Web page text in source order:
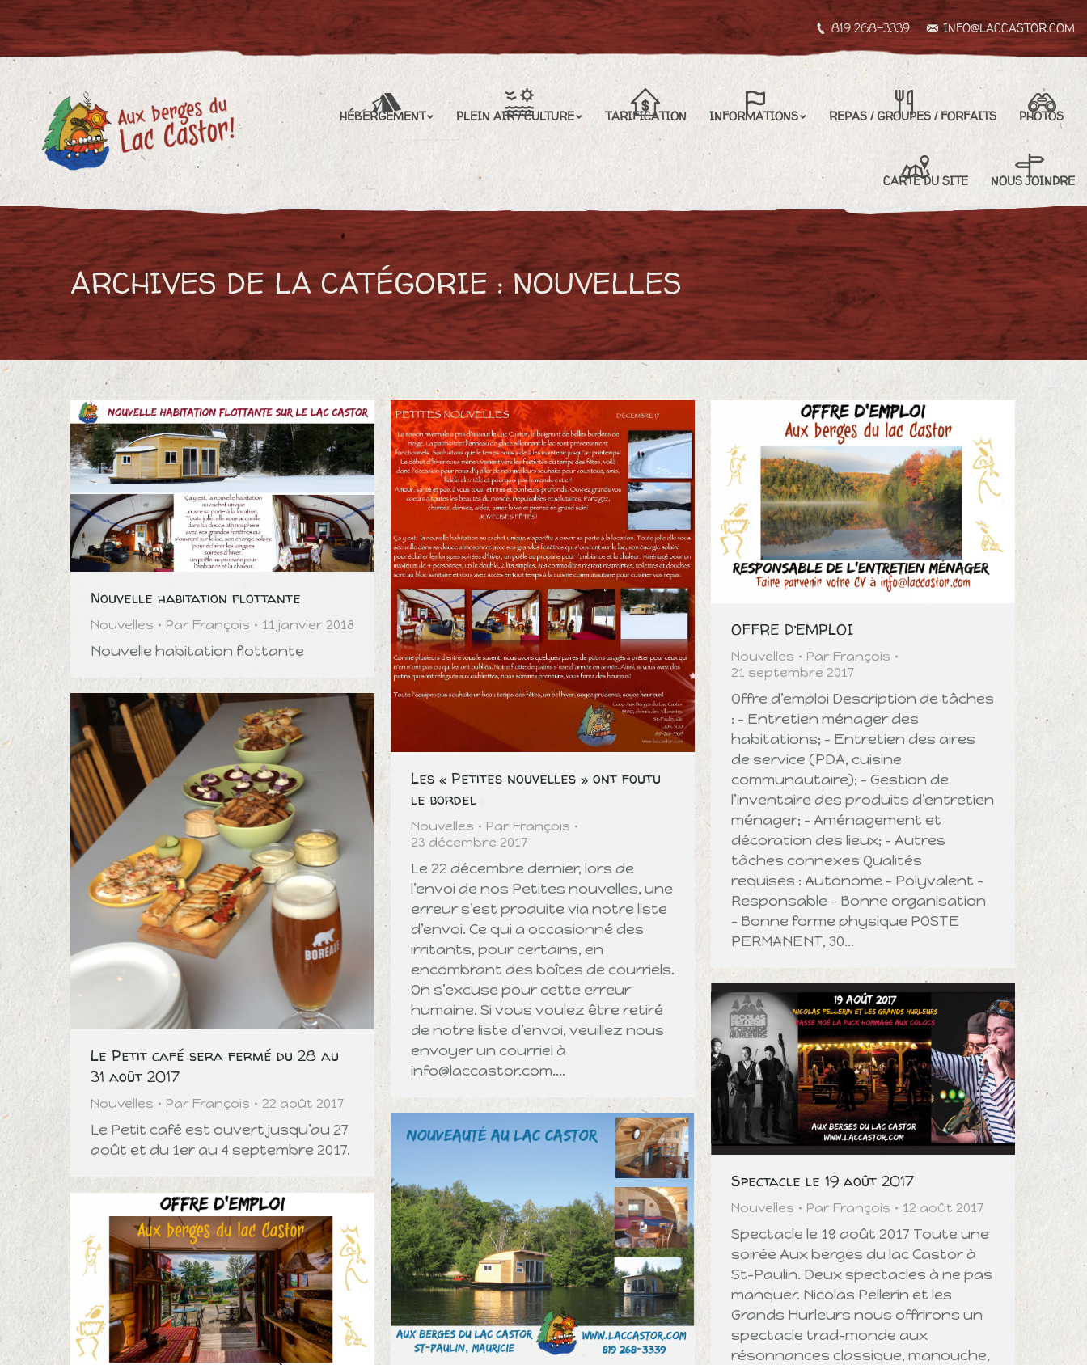
819 268-3339 INFO@LACCASTOR.COM
HÉBERGEMENT PLEIN AIR / CULTURE TARIFICATION INFORMATIONS REPAS / GROUPES / FORFAITS PHOTOS
CARTE DU SITE NOUS JOINDRE
ARCHIVES DE LA CATÉGORIE :NOUVELLES
Nouvelle habitation flottante
Nouvelles Par François 11 janvier 2018
Nouvelle habitation flottante
Les « Petites nouvelles » ont foutu
le bordel
Nouvelles Par François
23 décembre 2017
Le 22 décembre dernier, lors de
l’envoi de nos Petites nouvelles, une
erreur s’est produite via notre liste
d’envoi. Ce qui a occasionné des
irritants, pour certains, en
encombrant des boîtes de courriels.
On s’excuse pour cette erreur
humaine. Si vous voulez être retiré
de notre liste d’envoi, veuillez nous
envoyer un courriel à
info@laccastor.com.…
OFFRE D’EMPLOI
Nouvelles Par François
21 septembre 2017
Offre d’emploi Description de tâches
: – Entretien ménager des
habitations; – Entretien des aires
de service (PDA, cuisine
communautaire); – Gestion de
l’inventaire des produits d’entretien
ménager; – Aménagement et
décoration des lieux; – Autres
tâches connexes Qualités
requises : Autonome – Polyvalent –
Responsable – Bonne organisation
– Bonne forme physique POSTE
PERMANENT, 30…
Le Petit café sera fermé du 28 au
31 août 2017
Nouvelles Par François 22 août 2017
Le Petit café est ouvert jusqu’au 27
août et du 1er au 4 septembre 2017.
Spectacle le 19 août 2017
Nouvelles Par François 12 août 2017
Spectacle le 19 août 2017 Toute une
soirée Aux berges du lac Castor à
St-Paulin. Deux spectacles à ne pas
manquer. Nicolas Pellerin et les
Grands Hurleurs nous offrirons un
spectacle trad-monde aux
résonnances classique, manouche,
HÉBERGEMENT PLEIN AIR / CULTURE TARIFICATION INFORMATIONS REPAS / GROUPES / FORFAITS PHOTOS CARTE DU SITE
NOUS JOINDRE